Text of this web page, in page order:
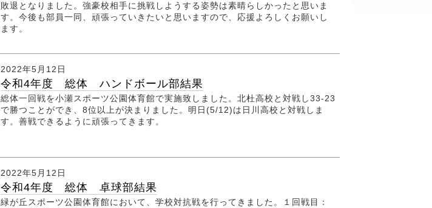
敗退となりました。強豪校相手に挑戦しようする姿勢は素晴らしかったと思いま
す。今後も部員一同、頑張っていきたいと思いますので、応援よろしくお願いし
ます。
2022年5月12日
令和4年度 総体 ハンドボール部結果
総体一回戦を小瀬スポーツ公園体育館で実施致しました。北杜高校と対戦し33-23
で勝つことができ、8位以上が決まりました。明日(5/12)は日川高校と対戦しま
す。善戦できるように頑張ってきます。
2022年5月12日
令和4年度 総体 卓球部結果
緑が丘スポーツ公園体育館において、学校対抗戦を行ってきました。１回戦目：